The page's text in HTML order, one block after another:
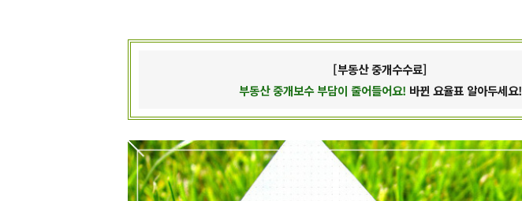
[부동산 중개수수료]
부동산 중개보수 부담이 줄어들어요! 바뀐 요율표 알아두세요!